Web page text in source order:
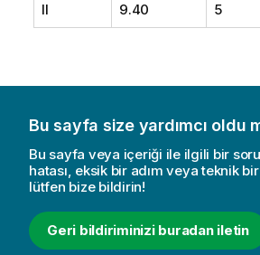
II 9.40 5
Bu sayfa size yardımcı oldu
Bu sayfa veya içeriği ile ilgili bir
hatası, eksik bir adım veya teknik
lütfen bize bildirin!
Geri bildiriminizi buradan iletin